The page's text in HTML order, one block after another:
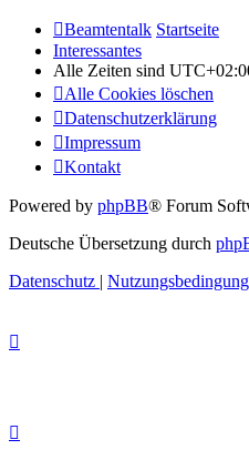
Beamtentalk Startseite
Interessantes
Alle Zeiten sind
Alle Cookies löschen
Datenschutzerklärung
Impressum
Kontakt
Powered by phpBB® Forum
Deutsche Übersetzung durch
Datenschutz |